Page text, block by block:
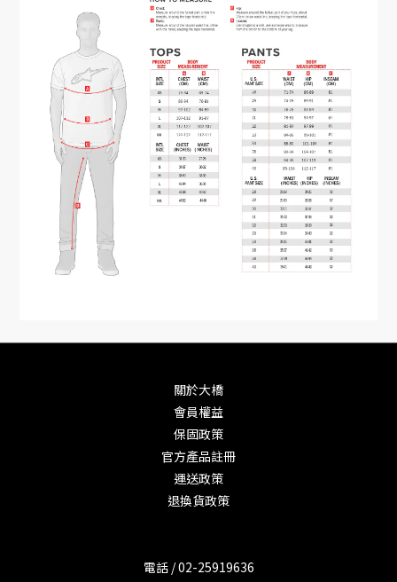
關於大橋
會員權益
保固政策
官方產品註冊
運送政策
退換貨政策
電話 / 02-25919636